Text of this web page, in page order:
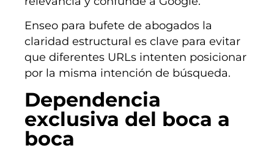
Enseo para bufete de abogados la
claridad estructural es clave para evitar
que diferentes URLs intenten posicionar
por la misma intención de búsqueda.
Dependencia
exclusiva del boca a
boca